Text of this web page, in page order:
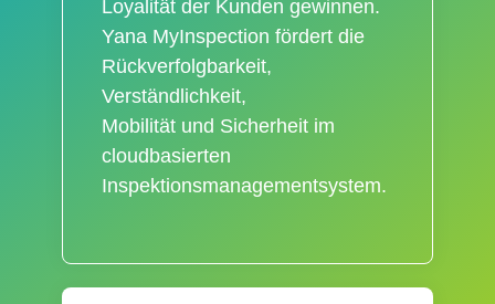
Loyalität der Kunden gewinnen.
Yana MyInspection fördert die
Rückverfolgbarkeit,
Verständlichkeit,
Mobilität und Sicherheit im
cloudbasierten
Inspektionsmanagementsystem.